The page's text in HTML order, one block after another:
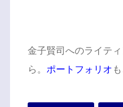
金子賢司へのライテ
ら。 ポートフォリオ